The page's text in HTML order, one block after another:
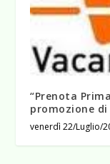
“Prenota
promozione di
venerdì 22/Luglio/